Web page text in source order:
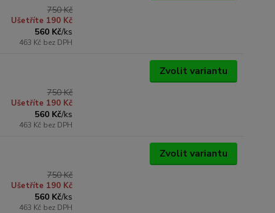
750 Kč
Ušetříte 190 Kč
560 Kč/ks
463 Kč bez DPH
750 Kč
Ušetříte 190 Kč
560 Kč/ks
463 Kč bez DPH
Zvolit variantu
750 Kč
Ušetříte 190 Kč
560 Kč/ks
463 Kč bez DPH
Zvolit variantu